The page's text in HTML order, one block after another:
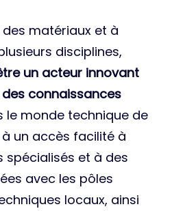
matériaux et à
disciplines,
un acteur innovant
connaissances
le monde technique de
à un accès facilité à
spécialisés et à des
avec les pôles
locaux, ainsi